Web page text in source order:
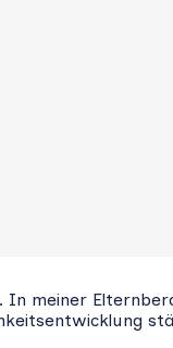
meiner